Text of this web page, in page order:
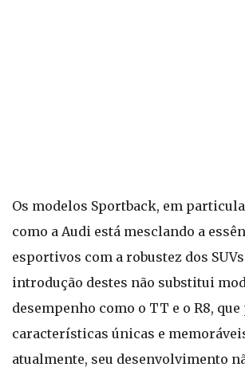
Os modelos Sportback, em
como a Audi está mesclando a
esportivos com a robustez dos
introdução destes não substitui
desempenho como o TT e o R8,
características únicas e
atualmente, seu desenvolvimento